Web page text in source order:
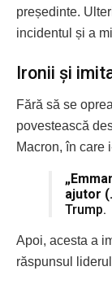
președinte.
incidentul și a
Ironii și
Fără să se
povestească
Macron, în care
ajutor
Trump.
Apoi, acesta a
răspunsul